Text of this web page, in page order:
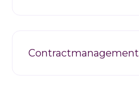
Contractmanagement